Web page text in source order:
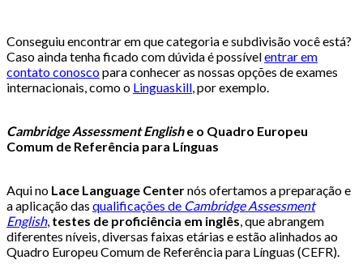
Conseguiu encontrar em que categoria e subdivisão você está?
Caso ainda tenha ficado com dúvida é possívelentrar em
contato conoscopara conhecer as nossas opções de exames
internacionais, como o Linguaskill, por exemplo.
Cambridge Assessment Englishe o Quadro Europeu
Comum de Referência para Línguas
Aqui no Lace Language Centernós ofertamos a preparação e
a aplicação das qualificações de Cambridge Assessment
English, testes de proficiência em inglês, que abrangem
diferentes níveis, diversas faixas etárias e estão alinhados ao
Quadro Europeu Comum de Referência para Línguas (CEFR).